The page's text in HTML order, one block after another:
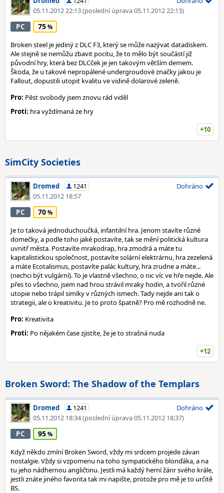
05.11.2012 22:13(poslední úprava 05.11.2012 22:13)
PC 75
Broken steel je jediný z DLC F3, který se může nazývat datadiskem.
Ale stejně se nemůžu zbavit pocitu, že to mělo být součástí již
původní hry, která bez DLCček je jen takovým větším demem.
Škoda, že u takové nepropálené undergroudové značky jakou je
Fallout, dopustili utopit kvalitu ve vidině dolarové zeleně.
Pro: Pěst svobody jsem znovu rád viděl
Proti: hra vyždímaná ze hry
+10
SimCity Societies
Dromed
1241
05.11.2012 18:57
Dohráno
PC 70
Je to taková jednoduchoučká, infantilní hra. Jenom stavíte různé
domečky, a podle toho jaké postavíte, tak se mění politická kultura
uvnitř města. Postavíte mrakodrap, hra zmodrá a máte tu
kapitalistickou společnost, postavíte solární elektrárnu, hra zezelená
a máte Ecotalismus, postavíte palác kultury, hra zrudne a máte...
(nechci být vulgární). To je vlastně všechno, o nic víc ve hře nejde. Ale
přes to všechno, jsem nad hrou strávil mraky hodin, a tvořil různé
utopie nebo trápil simíky v různých ismech. Tady nejde ani tak o
strategii, ale o kreativitu. Je to proto špatně? Pro mě rozhodně ne.
Pro: Kreativita
Proti: Po nějakém čase zjistíte, že je to strašná nuda
+12
Broken Sword: The Shadow of the Templars
Dromed
1241
05.11.2012 18:34(poslední úprava 05.11.2012 18:37)
Dohráno
PC 95
Když někdo zmíní Broken Sword, vždy mi srdcem projede závan
nostalgie. Vždy si vzpomenu na toho sympatického blonďáka, a na
tu jeho nádhernou angličtinu. Jestli má každý herní žánr svého krále,
jestli znáte jiného favorita tak mi napište, protože pro mě je to určitě
BS.